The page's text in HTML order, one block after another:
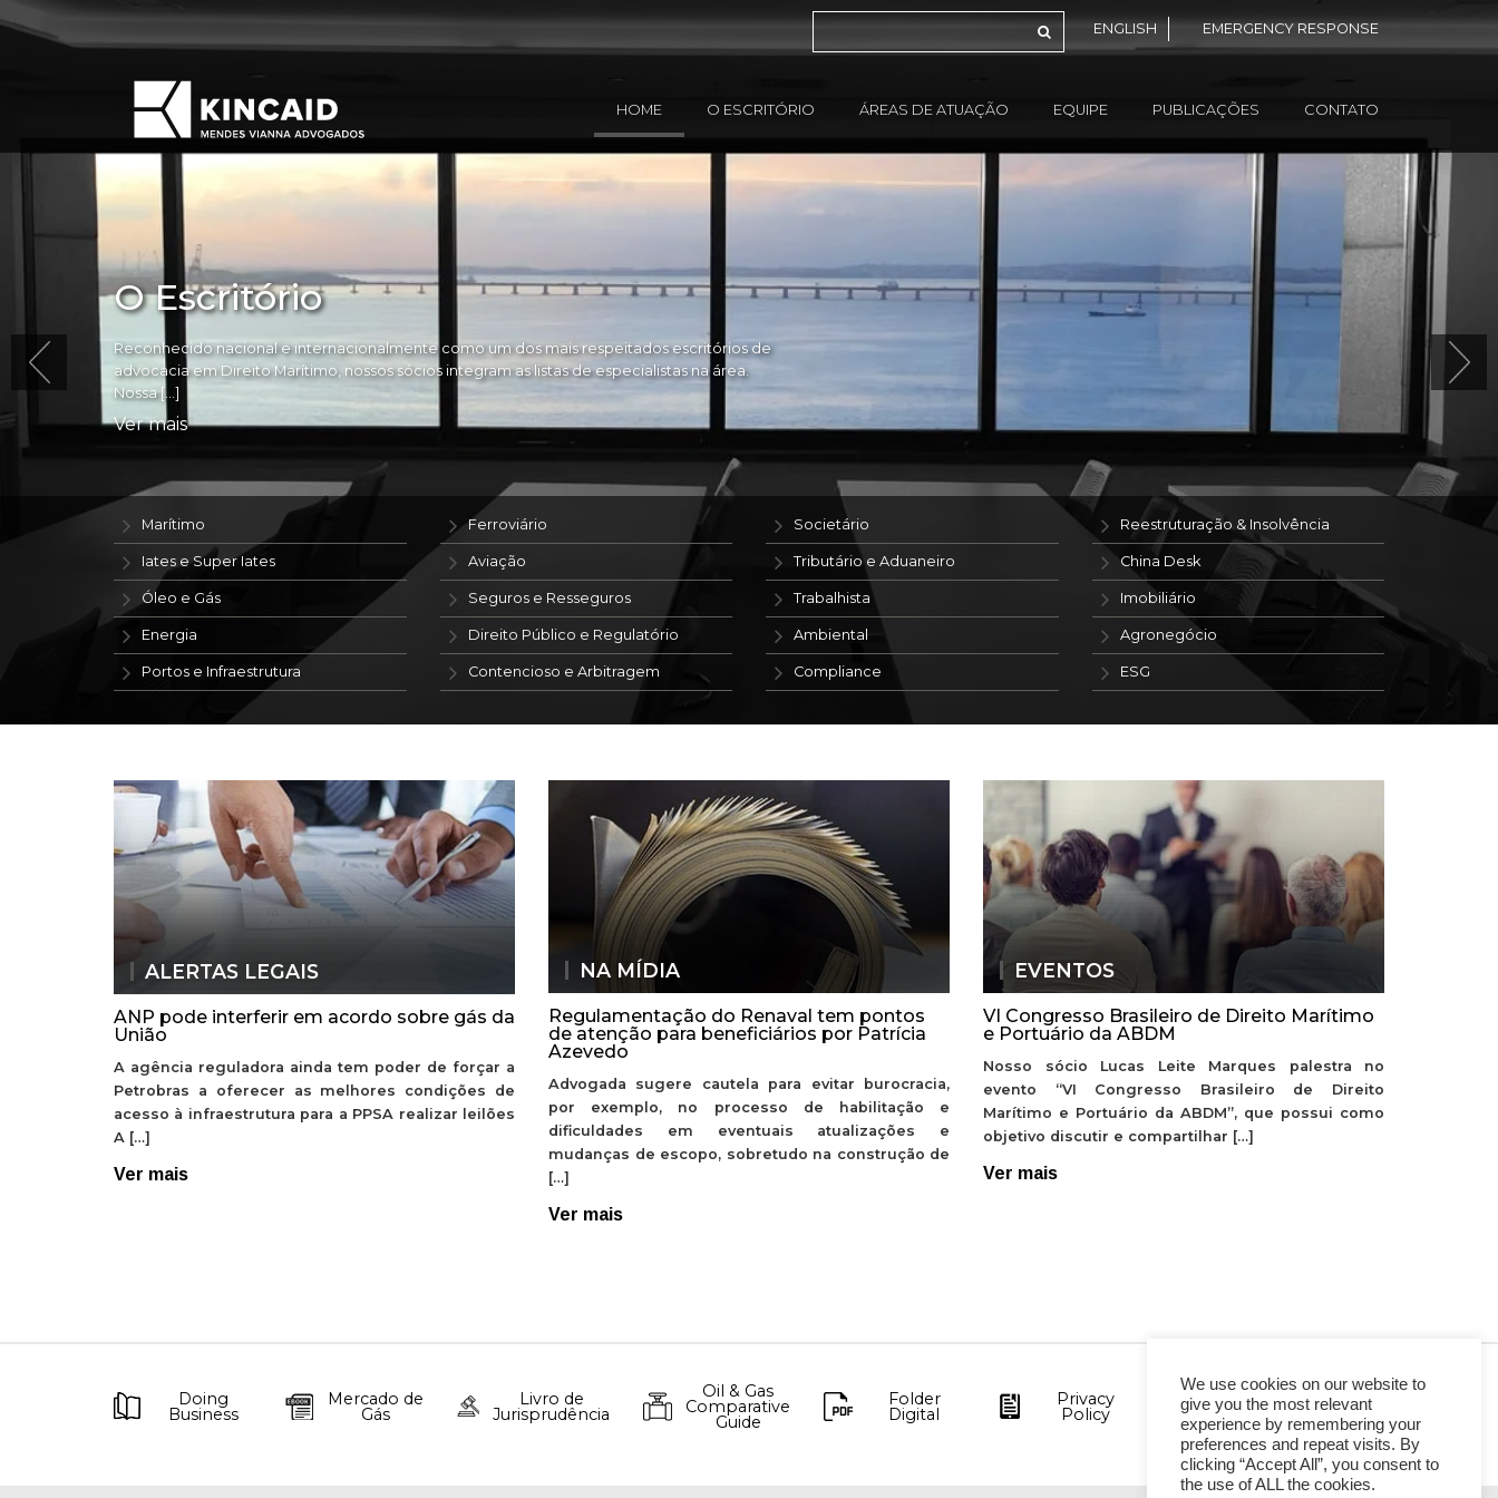
ENGLISH EMERGENCY RESPONSE
HOME O ESCRITÓRIO ÁREAS DE ATUAÇÃO EQUIPE PUBLICAÇÕES CONTATO
O Escritório
Reconhecido nacional e internacionalmente como um dos mais respeitados escritórios de
advocacia em Direito Marítimo, nossos sócios integram as listas de especialistas na área.
Nossa […]
Ver mais
Marítimo
Iates e Super Iates
Óleo e Gás
Energia
Portos e Infraestrutura
Ferroviário
Aviação
Seguros e Resseguros
Direito Público e Regulatório
Contencioso e Arbitragem
Societário
Tributário e Aduaneiro
Trabalhista
Ambiental
Compliance
Reestruturação & Insolvência
China Desk
Imobiliário
Agronegócio
ESG
ALERTAS LEGAIS
ANP pode interferir em acordo sobre gás da
União
A agência reguladora ainda tem poder de forçar a
Petrobras a oferecer as melhores condições de
acesso à infraestrutura para a PPSA realizar leilões
A […]
Ver mais
NA MÍDIA
Regulamentação do Renaval tem pontos
de atenção para beneficiários por Patrícia
Azevedo
Advogada sugere cautela para evitar burocracia,
por exemplo, no processo de habilitação e
dificuldades em eventuais atualizações e
mudanças de escopo, sobretudo na construção de
[…]
Ver mais
EVENTOS
VI Congresso Brasileiro de Direito Marítimo
e Portuário da ABDM
Nosso sócio Lucas Leite Marques palestra no
evento “VI Congresso Brasileiro de Direito
Marítimo e Portuário da ABDM”, que possui como
objetivo discutir e compartilhar […]
Ver mais
Doing
Business
Mercado de
Gás
Livro de
Jurisprudência
Oil & Gas
Comparative
Guide
Folder
Digital
Privacy
Policy
We use cookies on our website to
give you the most relevant
experience by remembering your
preferences and repeat visits. By
clicking “Accept All”, you consent to
the use of ALL the cookies.